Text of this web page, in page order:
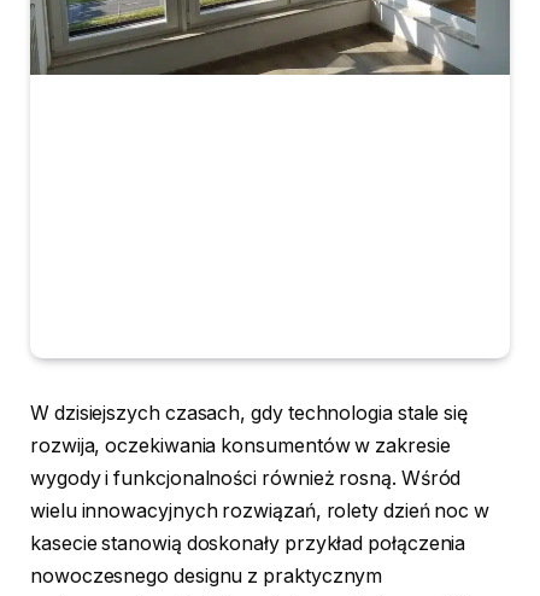
W dzisiejszych czasach, gdy technologia stale się
rozwija, oczekiwania konsumentów w zakresie
wygody i funkcjonalności również rosną. Wśród
wielu innowacyjnych rozwiązań, rolety dzień noc w
kasecie stanowią doskonały przykład połączenia
nowoczesnego designu z praktycznym